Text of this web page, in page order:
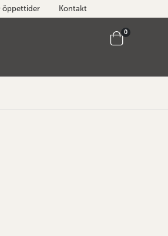
öppettider Kontakt
Cart
0artiklar